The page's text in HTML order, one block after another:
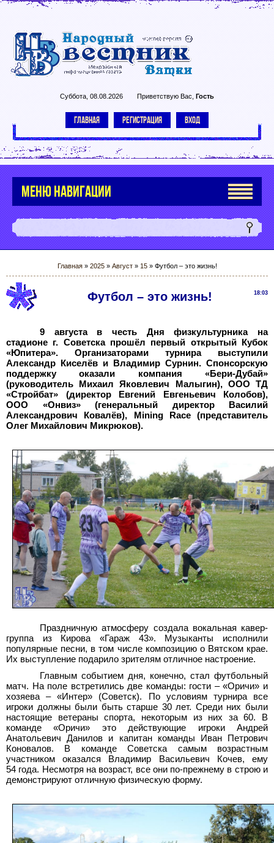
Суббота, 08.08.2026 Приветствую Вас Гость
ГЛАВНАЯ РЕГИСТРАЦИЯ ВХОД
МЕНЮ НАВИГАЦИИ
Главная» 2025 » Август » 15» Футбол – это жизнь!
18:03
Футбол – это жизнь!
9 августа в честь Дня физкультурника на
стадионе г. Советска прошёл первый открытый Кубок
«Юпитера». Организаторами турнира выступили
Александр Киселёв и Владимир Сурнин. Спонсорскую
поддержку оказали компания «Бери-Дубай»
(руководитель Михаил Яковлевич Малыгин), ООО ТД
«Стройбат» (директор Евгений Евгеньевич Колобов),
ООО «Онвиз» (генеральный директор Василий
Александрович Ковалёв), Mining Race (представитель
Олег Михайлович Микрюков).
Праздничную атмосферу создала вокальная кавер-
группа из Кирова «Гараж 43». Музыканты исполнили
популярные песни, в том числе композицию о Вятском крае.
Их выступление подарило зрителям отличное настроение.
Главным событием дня, конечно, стал футбольный
матч. На поле встретились две команды: гости – «Оричи» и
хозяева – «Интер» (Советск). По условиям турнира все
игроки должны были быть старше 30 лет. Среди них были
настоящие ветераны спорта, некоторым из них за 60. В
команде «Оричи» это действующие игроки Андрей
Анатольевич Данилов и капитан команды Иван Петрович
Коновалов. В команде Советска самым возрастным
участником оказался Владимир Васильевич Кочев, ему
54 года. Несмотря на возраст, все они по-прежнему в строю и
демонстрируют отличную физическую форму.